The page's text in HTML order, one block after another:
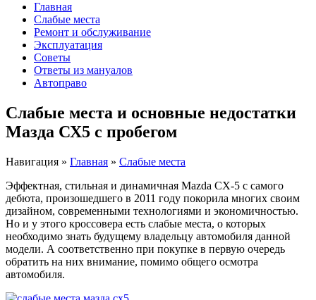
Главная
Слабые места
Ремонт и обслуживание
Эксплуатация
Советы
Ответы из мануалов
Автоправо
Слабые места и основные недостатки
Мазда СХ5 с пробегом
Навигация » Главная » Слабые места
Эффектная, стильная и динамичная Mazda CX-5 с самого
дебюта, произошедшего в 2011 году покорила многих своим
дизайном, современными технологиями и экономичностью.
Но и у этого кроссовера есть слабые места, о которых
необходимо знать будущему владельцу автомобиля данной
модели. А соответственно при покупке в первую очередь
обратить на них внимание, помимо общего осмотра
автомобиля.